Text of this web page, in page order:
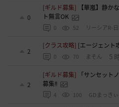
0
[ギルド募集]
【華嵐】静か
ト無言OK
0 52 リーシアR-
2
[クラス攻略] [エージェント
0 70 まそん 5
2
[ギルド募集]
「サンセット
募集‼️
4 100 GDまっき